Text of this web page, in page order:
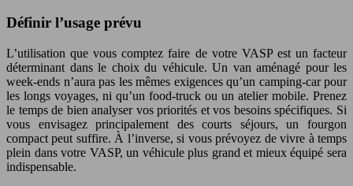
Définir l’usage prévu
L’utilisation que vous comptez faire de votre VASP est un facteur
déterminant dans le choix du véhicule. Un van aménagé pour les
week-ends n’aura pas les mêmes exigences qu’un camping-car pour
les longs voyages, ni qu’un food-truck ou un atelier mobile. Prenez
le temps de bien analyser vos priorités et vos besoins spécifiques. Si
vous envisagez principalement des courts séjours, un fourgon
compact peut suffire. À l’inverse, si vous prévoyez de vivre à temps
plein dans votre VASP, un véhicule plus grand et mieux équipé sera
indispensable.